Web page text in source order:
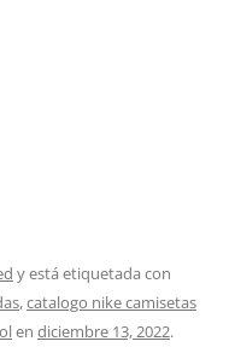
y está etiquetada con
,catalogo nike camisetas
en diciembre 13, 2022.